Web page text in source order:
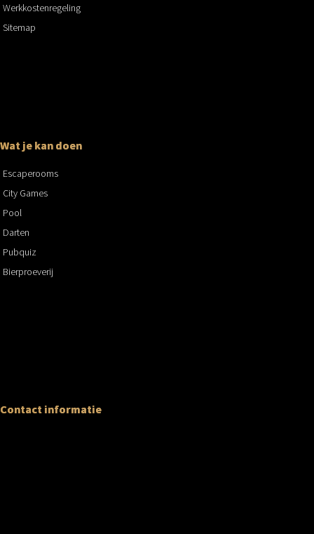
Werkkostenregeling
Sitemap
Wat je kan doen
Escaperooms
City Games
Pool
Darten
Pubquiz
Bierproeverij
Contact informatie